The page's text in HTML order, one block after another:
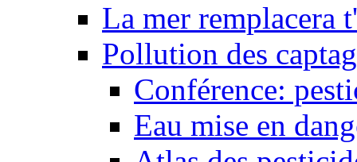
La mer remplacera
Pollution des
Conférence:
Eau mise en